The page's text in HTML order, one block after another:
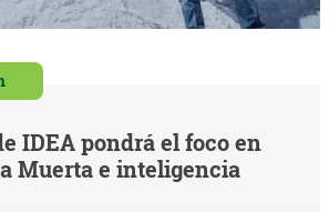
IDEA pondrá el foco en
Muerta e inteligencia